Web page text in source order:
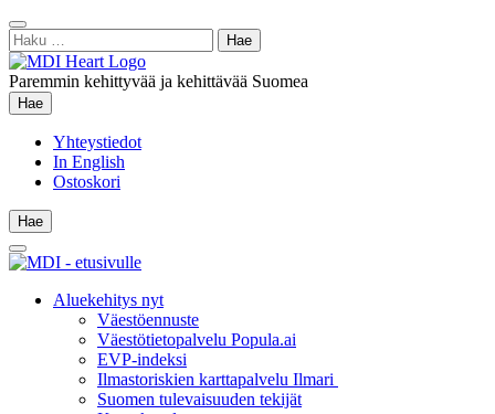
Siirry
sisältöön
Sulje
hae
Haku:
Paremmin kehittyvää ja kehittävää Suomea
Hae
Hae
Yhteystiedot
In English
Ostoskori
Hae
Hae
Main
Menu
Aluekehitys nyt
Väestöennuste
Väestötietopalvelu Popula.ai
EVP-indeksi
Ilmastoriskien karttapalvelu Ilmari
Suomen tulevaisuuden tekijät